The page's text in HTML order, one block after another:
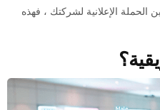
الحملة الإعلانية لشركتك ، فهذه